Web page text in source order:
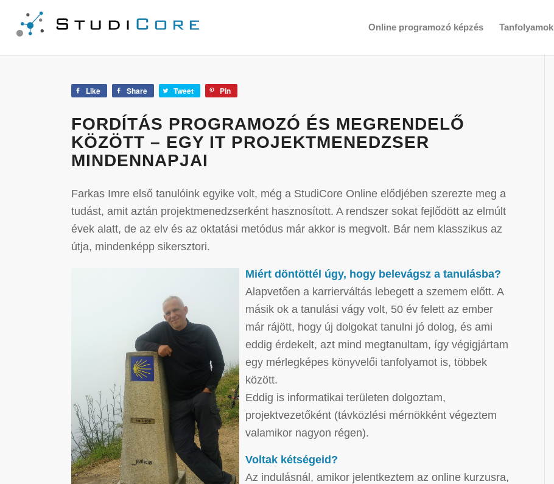
Online programozó képzés Tanfolyamok
Like Share Tweet Pin
FORDÍTÁS PROGRAMOZÓ ÉS MEGRENDELŐ
KÖZÖTT – EGY IT PROJEKTMENEDZSER
MINDENNAPJAI
Farkas Imre első tanulóink egyike volt, még a StudiCore Online elődjében szerezte meg a
tudást, amit aztán projektmenedzserként hasznosított. A rendszer sokat fejlődött az elmúlt
évek alatt, de az elv és az oktatási metódus már akkor is megvolt. Bár nem klasszikus az
útja, mindenképp sikersztori.
Miért döntöttél úgy, hogy belevágsz a tanulásba?
Alapvetően a karrierváltás lebegett a szemem előtt. A
másik ok a tanulási vágy volt, 50 év felett az ember
már rájött, hogy új dolgokat tanulni jó dolog, és ami
eddig érdekelt, azt mind megtanultam, így végigjártam
egy mérlegképes könyvelői tanfolyamot is, többek
között.
Eddig is informatikai területen dolgoztam,
projektvezetőként (távközlési mérnökként végeztem
valamikor nagyon régen).
Voltak kétségeid?
Az indulásnál, amikor jelentkeztem az online kurzusra,